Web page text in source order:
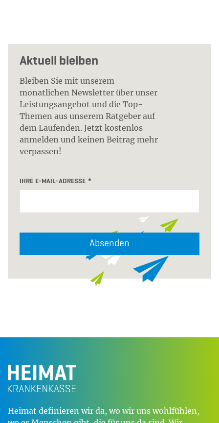
Aktuell bleiben
Bleiben Sie mit unserem
monatlichen Newsletter über unser
Leistungsangebot und die Top-
Themen aus unserem Ratgeber auf
dem Laufenden. Jetzt kostenlos
anmelden und keinen Beitrag mehr
verpassen!
IHRE E-MAIL-ADRESSE
Absenden
Heimat definieren wir da, wo wir uns wohlfühlen,